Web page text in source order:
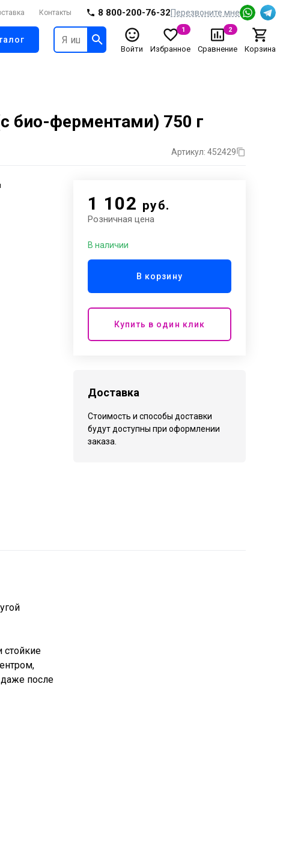
Контакты 8 800-200-76-32Перезвоните мне
Войти Избранное
1
Сравнение
2
Корзина
био-ферментами) 750 г
Артикул: 452429
1 102 руб.
Розничная цена
В наличии
В корзину
Купить в один клик
Доставка
Стоимость и способы доставки
будут доступны при оформлении
заказа.
стойкие
даже после